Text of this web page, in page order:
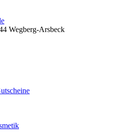
Wegberg-Arsbeck